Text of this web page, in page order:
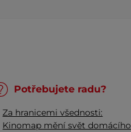
Potřebujete radu?
Za hranicemi všednosti:
Kinomap mění svět domácího